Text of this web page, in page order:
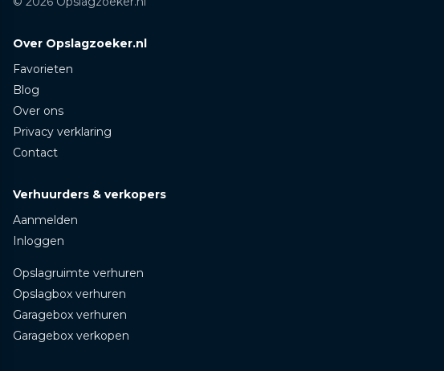
Over Opslagzoeker.nl
Favorieten
Blog
Over ons
Privacy verklaring
Contact
Verhuurders & verkopers
Aanmelden
Inloggen
Opslagruimte verhuren
Opslagbox verhuren
Garagebox verhuren
Garagebox verkopen